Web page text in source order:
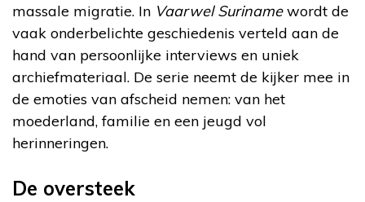
massale migratie. In Vaarwel Surinamewordt de
vaak onderbelichte geschiedenis verteld aan de
hand van persoonlijke interviews en uniek
archiefmateriaal. De serie neemt de kijker mee in
de emoties van afscheid nemen: van het
moederland, familie en een jeugd vol
herinneringen.
De oversteek